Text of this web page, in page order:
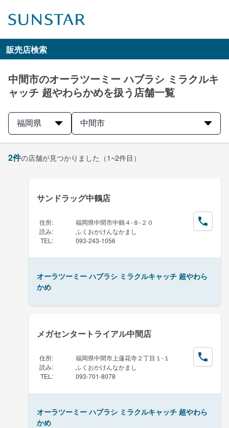
販売店検索
中間市のオーラツーミー ハブラシ ミラクルキ
ャッチ 超やわらかめを扱う店舗一覧
福岡県 中間市
2件の店舗が見つかりました （1~2件目）
サンドラッグ中鶴店
住所:
福岡県中間市中鶴４-８-２０
読み:
ふくおかけんなかまし
TEL : 093-243-1056
オーラツーミー ハブラシ ミラクルキャッチ 超やわら
かめ
メガセンタートライアル中間店
住所:
福岡県中間市上蓮花寺２丁目１-１
読み:
ふくおかけんなかまし
TEL : 093-701-8078
オーラツーミー ハブラシ ミラクルキャッチ 超やわら
かめ